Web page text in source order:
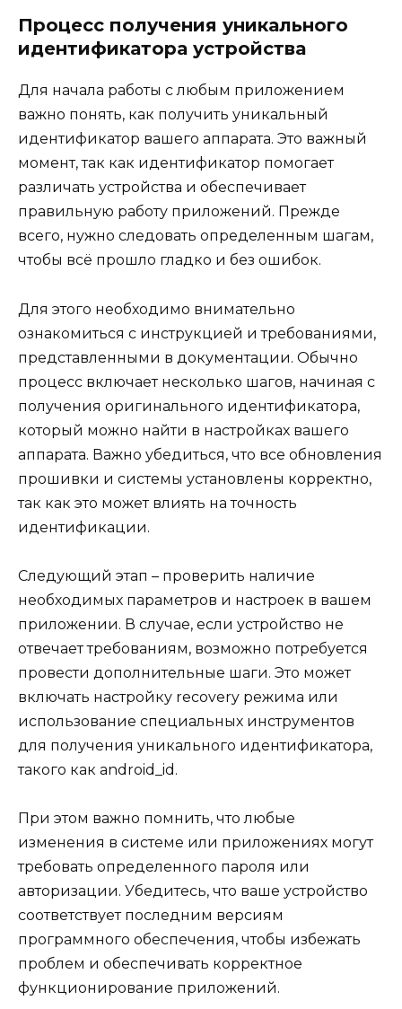
Процесс получения уникального
идентификатора устройства
Для начала работы с любым приложением
важно понять, как получить уникальный
идентификатор вашего аппарата. Это важный
момент, так как идентификатор помогает
различать устройства и обеспечивает
правильную работу приложений. Прежде
всего, нужно следовать определенным шагам,
чтобы всё прошло гладко и без ошибок.
Для этого необходимо внимательно
ознакомиться с инструкцией и требованиями,
представленными в документации. Обычно
процесс включает несколько шагов, начиная с
получения оригинального идентификатора,
который можно найти в настройках вашего
аппарата. Важно убедиться, что все обновления
прошивки и системы установлены корректно,
так как это может влиять на точность
идентификации.
Следующий этап – проверить наличие
необходимых параметров и настроек в вашем
приложении. В случае, если устройство не
отвечает требованиям, возможно потребуется
провести дополнительные шаги. Это может
включать настройку recovery режима или
использование специальных инструментов
для получения уникального идентификатора,
такого как android_id.
При этом важно помнить, что любые
изменения в системе или приложениях могут
требовать определенного пароля или
авторизации. Убедитесь, что ваше устройство
соответствует последним версиям
программного обеспечения, чтобы избежать
проблем и обеспечивать корректное
функционирование приложений.